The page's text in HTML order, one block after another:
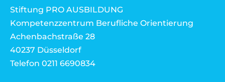
Stiftung PRO AUSBILDUNG
Kompetenzzentrum Berufliche Orientierung
Achenbachstraße 28
40237 Düsseldorf
Telefon 0211 6690834